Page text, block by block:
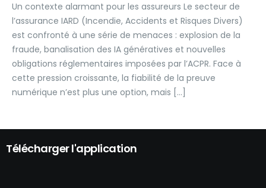
Un contexte alarmant pour les assureurs Le secteur de
l’assurance IARD (Incendie, Accidents et Risques Divers)
est confronté à une série de menaces : explosion de la
fraude, banalisation des IA génératives et nouvelles
obligations réglementaires imposées par l’ACPR. Face à
cette pression croissante, la fiabilité de la preuve
numérique n’est plus une option, mais […]
Télécharger l'application